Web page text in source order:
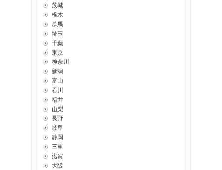
茨城
栃木
群馬
埼玉
千葉
東京
神奈川
新潟
富山
石川
福井
山梨
長野
岐阜
静岡
三重
滋賀
大阪